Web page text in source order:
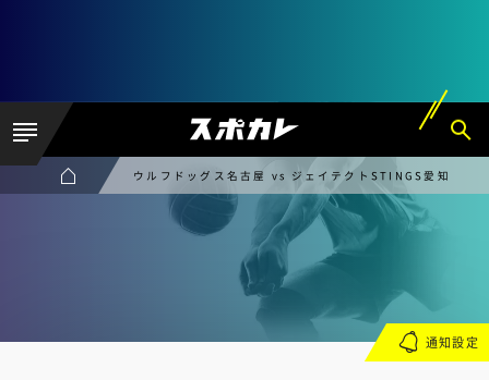
ウルフドッグス名古屋 vs ジェイテクトSTINGS愛知
通知設定